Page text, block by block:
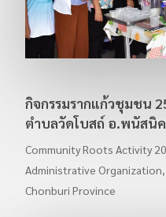
กิจกรรมรากแก้วชุมชน
ตำบลวัดโบสถ์ อ.พนัสนิ
Community Roots Activity
Administrative
Chonburi Province